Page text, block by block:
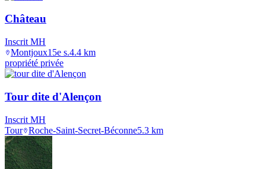
Château
Inscrit MH
Montjoux15e s.4.4 km
propriété privée
Tour dite d'Alençon
Inscrit MH
Tour Roche-Saint-Secret-Béconne5.3 km